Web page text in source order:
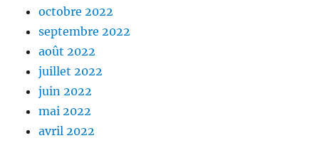
octobre 2022
septembre 2022
août 2022
juillet 2022
juin 2022
mai 2022
avril 2022